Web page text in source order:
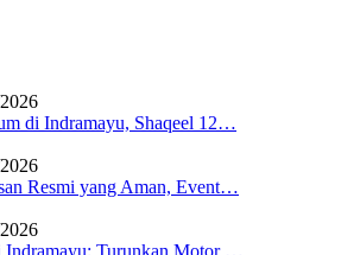
di Indramayu, Shaqeel 12…
Resmi yang Aman, Event…